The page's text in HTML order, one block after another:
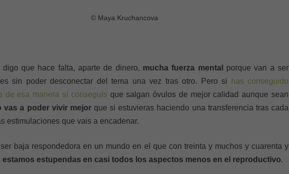
© Maya Kruchancova
digo que hace falta, aparte de dinero, mucha fuerza mental
porque van a ser
sin poder desconectar del tema una vez tras otro. Pero si
has conseguido
de esa manera sí conseguísque salgan óvulos de mejor calidad aunque sean
vas a poder vivir mejorque si estuvieras haciendo una transferencia tras cada
estimulaciones que vais a encadenar.
baja respondedora en un mundo en el que con treinta y muchos y cuarenta y
estamos estupendas en casi todos los aspectos menos en el reproductivo.